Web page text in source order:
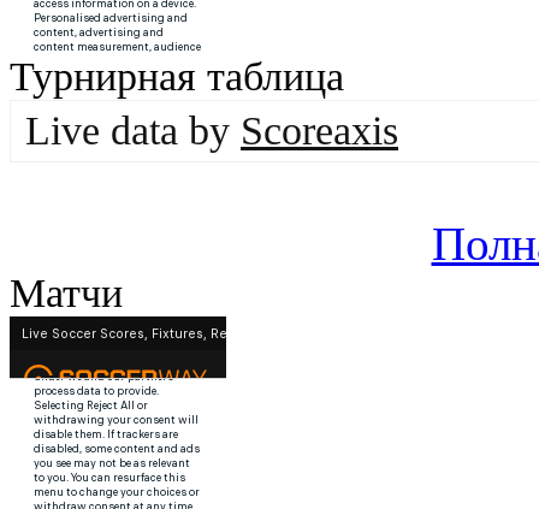
Турнирная таблица
Live data by Scoreaxis
Матчи